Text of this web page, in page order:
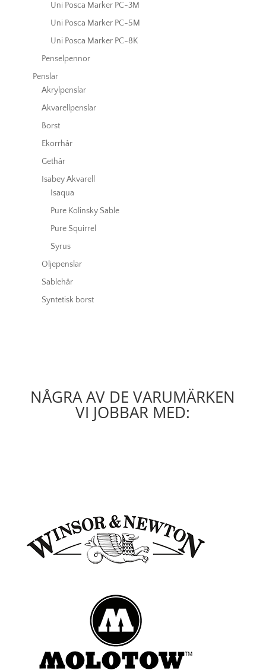
Uni Posca Marker PC-3M
Uni Posca Marker PC-5M
Uni Posca Marker PC-8K
Penselpennor
Penslar
Akrylpenslar
Akvarellpenslar
Borst
Ekorrhår
Gethår
Isabey Akvarell
Isaqua
Pure Kolinsky Sable
Pure Squirrel
Syrus
Oljepenslar
Sablehår
Syntetisk borst
NÅGRA AV DE VARUMÄRKEN
VI JOBBAR MED: